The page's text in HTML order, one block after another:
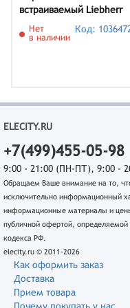
встраиваемый Liebherr
IFNd 3954
Нет
в наличии
Код:
ELECITY.RU
+7(499)455-05-98
9:00 - 21:00 (ПН-ПТ), 9:00 -
Обращаем Ваше внимание на то,
исключительно информационный
информационные материалы и
публичной офертой,
кодекса РФ.
elecity.ru © 2011-2026
Как оформить заказ
Доставка
Прием товара